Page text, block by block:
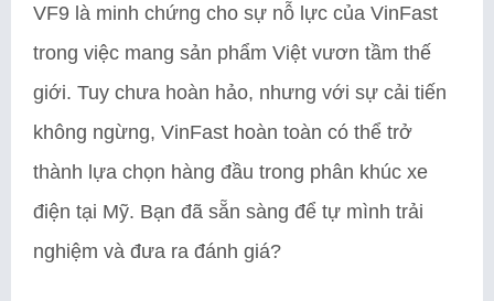
VF9 là minh chứng cho sự nỗ lực của VinFast
trong việc mang sản phẩm Việt vươn tầm thế
giới. Tuy chưa hoàn hảo, nhưng với sự cải tiến
không ngừng, VinFast hoàn toàn có thể trở
thành lựa chọn hàng đầu trong phân khúc xe
điện tại Mỹ. Bạn đã sẵn sàng để tự mình trải
nghiệm và đưa ra đánh giá?